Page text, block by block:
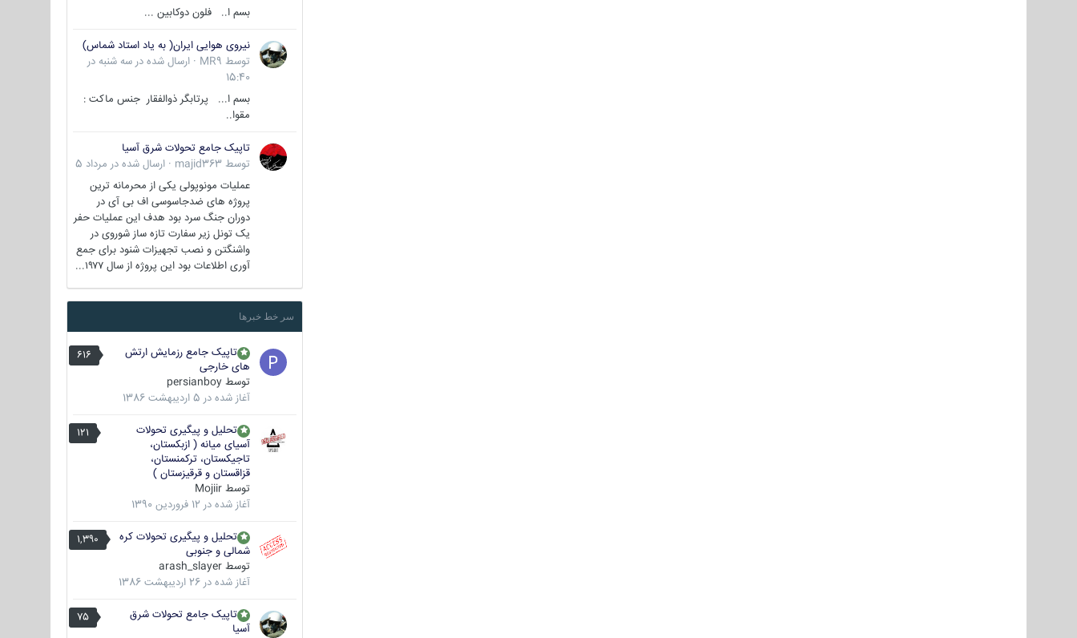
بسم ا.. فلون دوکابین ...
نیروی هوایی ایران( به یاد استاد شماس)
توسط MR9
· ارسال شده در سه شنبه در
15:40
بسم ا... پرتابگر ذوالفقار جنس ماکت :
مقوا..
تاپیک جامع تحولات شرق آسیا
توسط majid363
· ارسال شده در مرداد 5
عملیات مونوپولی یکی از محرمانه ترین
پروژه های ضدجاسوسی اف بی آی در
دوران جنگ سرد بود هدف این عملیات حفر
یک تونل زیر سفارت تازه ساز شوروی در
واشنگتن و نصب تجهیزات شنود برای جمع
آوری اطلاعات بود این پروژه از سال ۱۹۷۷...
سر خط خبرها
616
تاپیک جامع رزمایش ارتش
های خارجی
توسط persianboy
آغاز شده در 5 اردیبهشت 1386
121
تحلیل و پیگیری تحولات
آسیای میانه ( ازبکستان،
تاجیکستان، ترکمنستان،
قزاقستان و قرقیزستان )
توسط Mojiir
آغاز شده در 12 فروردین 1390
1,390
تحلیل و پیگیری تحولات کره
شمالی و جنوبی
توسط arash_slayer
آغاز شده در 26 اردیبهشت 1386
75
تاپیک جامع تحولات شرق
آسیا